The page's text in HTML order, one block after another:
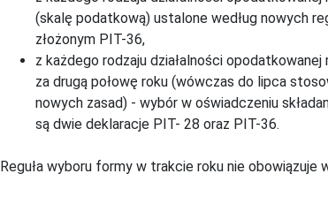
(skalę podatkową) ustalone według nowych
złożonym PIT-36,
z każdego rodzaju działalności
za drugą połowę roku (wówczas do lipca
nowych zasad) - wybór w oświadczeniu
są dwie deklaracje PIT- 28 oraz PIT-36.
Reguła wyboru formy w trakcie roku nie obowiązuje